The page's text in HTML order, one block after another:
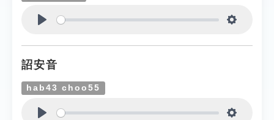
詔安音
hab43 choo55